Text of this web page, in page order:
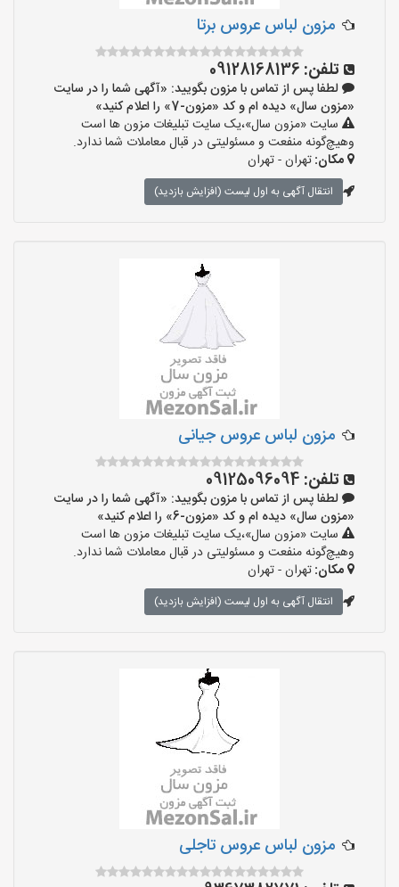
مزون لباس عروس برتا
تلفن: 09128168136
لطفا پس از تماس با مزون بگویید: «آگهی شما را در سایت
«مزون سال» دیده ام و کد «مزون-7» را اعلام کنید»
سایت «مزون سال»،یک سایت تبلیغات مزون ها است
وهیچ‌گونه منفعت و مسئولیتی در قبال معاملات شما ندارد.
مکان:تهران - تهران
انتقال آگهی به اول لیست (افزایش بازدید)
مزون لباس عروس جیانی
تلفن: 09125096094
لطفا پس از تماس با مزون بگویید: «آگهی شما را در سایت
«مزون سال» دیده ام و کد «مزون-6» را اعلام کنید»
سایت «مزون سال»،یک سایت تبلیغات مزون ها است
وهیچ‌گونه منفعت و مسئولیتی در قبال معاملات شما ندارد.
مکان:تهران - تهران
انتقال آگهی به اول لیست (افزایش بازدید)
مزون لباس عروس تاجلی